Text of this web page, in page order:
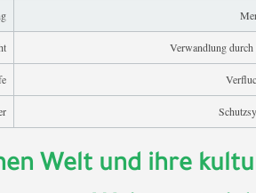
Verwandlung
Welt und ihre